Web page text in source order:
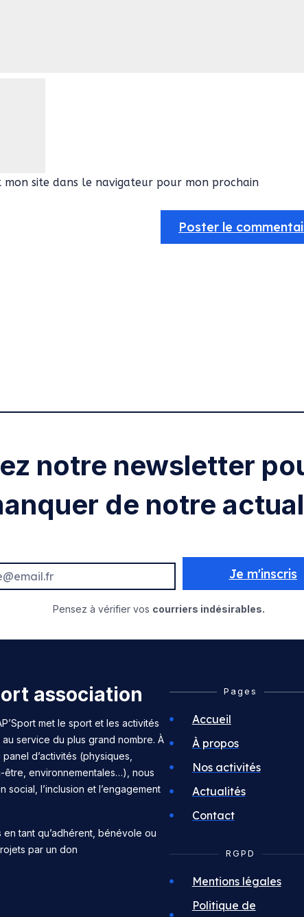
site dans le navigateur pour mon prochain
notre newsletter
de notre
Je m'inscris
Pensez à vérifier vos courriers indésirables.
association
met le sport et les activités
service du plus grand nombre. À
d’activités (physiques,
être, environnementales…), nous
social, l’inclusion et l’engagement
en tant qu’adhérent, bénévole ou
par un don
Pages
Accueil
À propos
Nos activités
Actualités
Contact
RGPD
Mentions légales
Politique de